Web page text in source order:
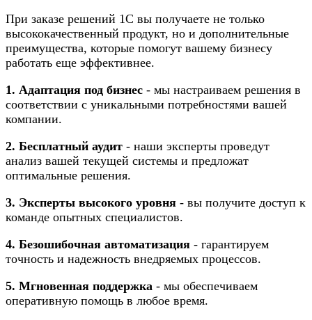
При заказе решений 1С вы получаете не только
высококачественный продукт, но и дополнительные
преимущества, которые помогут вашему бизнесу
работать еще эффективнее.
1. Адаптация под бизнес - мы настраиваем решения в
соответствии с уникальными потребностями вашей
компании.
2. Бесплатный аудит - наши эксперты проведут
анализ вашей текущей системы и предложат
оптимальные решения.
3. Эксперты высокого уровня - вы получите доступ к
команде опытных специалистов.
4. Безошибочная автоматизация - гарантируем
точность и надежность внедряемых процессов.
5. Мгновенная поддержка - мы обеспечиваем
оперативную помощь в любое время.